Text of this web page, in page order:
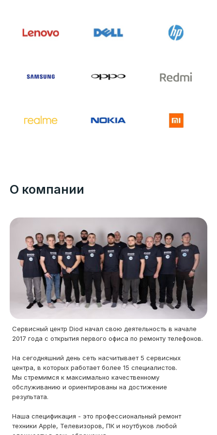
О компании
Сервисный центр Diod начал свою деятельность в начале
2017 года с открытия первого офиса по ремонту телефонов.
На сегодняшний день сеть насчитывает 5 сервисных
центра, в которых работает более 15 специалистов.
Мы стремимся к максимально качественному
обслуживанию и ориентированы на достижение
результата.
Наша спецификация - это профессиональный ремонт
техники Apple, Телевизоров, ПК и ноутбуков любой